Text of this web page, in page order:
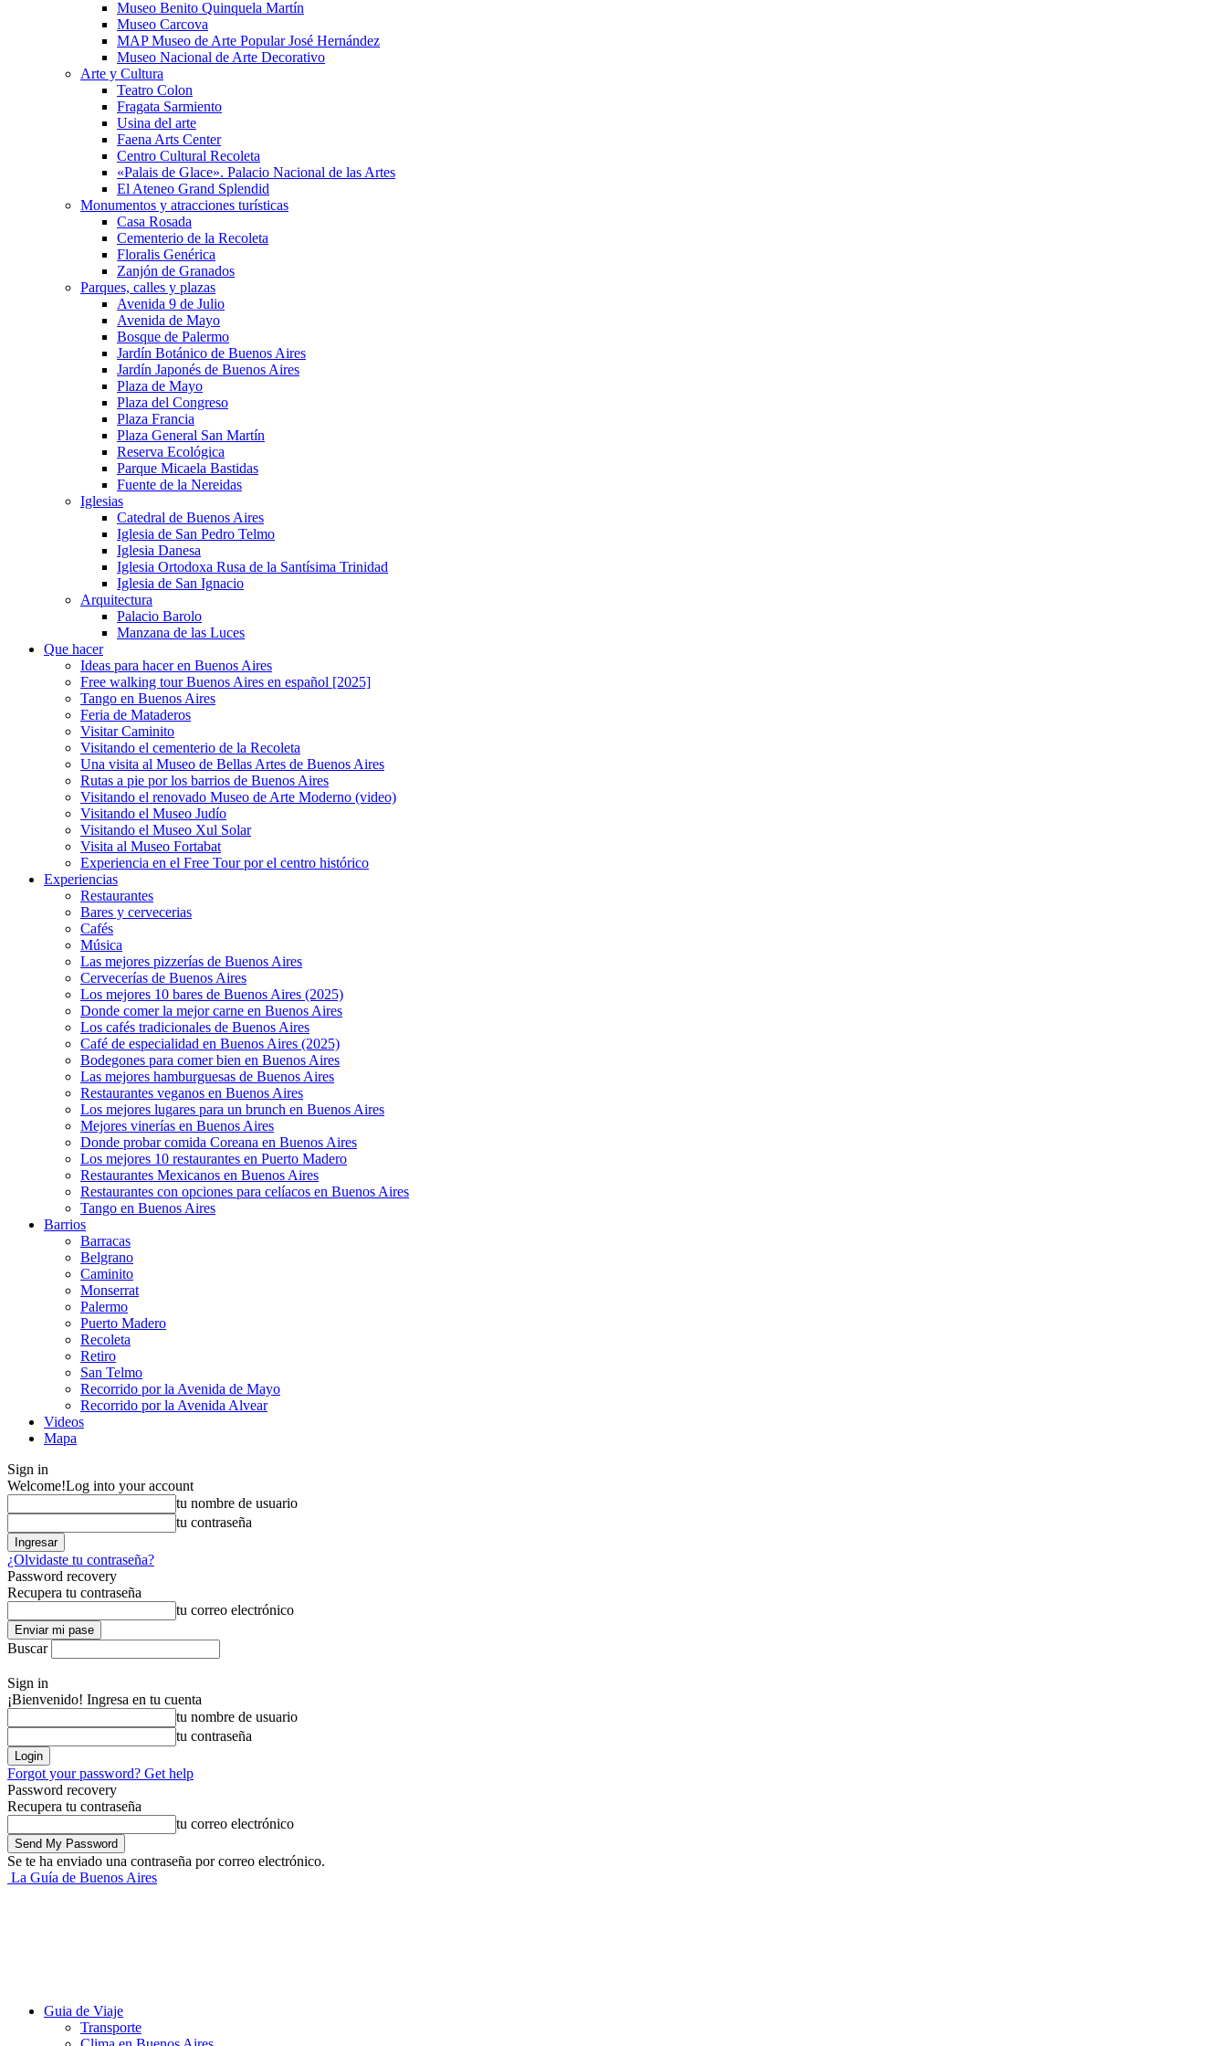
Museo Benito Quinquela Martín
Museo Carcova
MAP Museo de Arte Popular José Hernández
Museo Nacional de Arte Decorativo
Arte y Cultura
Teatro Colon
Fragata Sarmiento
Usina del arte
Faena Arts Center
Centro Cultural Recoleta
«Palais de Glace». Palacio Nacional de las Artes
El Ateneo Grand Splendid
Monumentos y atracciones turísticas
Casa Rosada
Cementerio de la Recoleta
Floralis Genérica
Zanjón de Granados
Parques, calles y plazas
Avenida 9 de Julio
Avenida de Mayo
Bosque de Palermo
Jardín Botánico de Buenos Aires
Jardín Japonés de Buenos Aires
Plaza de Mayo
Plaza del Congreso
Plaza Francia
Plaza General San Martín
Reserva Ecológica
Parque Micaela Bastidas
Fuente de la Nereidas
Iglesias
Catedral de Buenos Aires
Iglesia de San Pedro Telmo
Iglesia Danesa
Iglesia Ortodoxa Rusa de la Santísima Trinidad
Iglesia de San Ignacio
Arquitectura
Palacio Barolo
Manzana de las Luces
Que hacer
Ideas para hacer en Buenos Aires
Free walking tour Buenos Aires en español [2025]
Tango en Buenos Aires
Feria de Mataderos
Visitar Caminito
Visitando el cementerio de la Recoleta
Una visita al Museo de Bellas Artes de Buenos Aires
Rutas a pie por los barrios de Buenos Aires
Visitando el renovado Museo de Arte Moderno (video)
Visitando el Museo Judío
Visitando el Museo Xul Solar
Visita al Museo Fortabat
Experiencia en el Free Tour por el centro histórico
Experiencias
Restaurantes
Bares y cervecerias
Cafés
Música
Las mejores pizzerías de Buenos Aires
Cervecerías de Buenos Aires
Los mejores 10 bares de Buenos Aires (2025)
Donde comer la mejor carne en Buenos Aires
Los cafés tradicionales de Buenos Aires
Café de especialidad en Buenos Aires (2025)
Bodegones para comer bien en Buenos Aires
Las mejores hamburguesas de Buenos Aires
Restaurantes veganos en Buenos Aires
Los mejores lugares para un brunch en Buenos Aires
Mejores vinerías en Buenos Aires
Donde probar comida Coreana en Buenos Aires
Los mejores 10 restaurantes en Puerto Madero
Restaurantes Mexicanos en Buenos Aires
Restaurantes con opciones para celíacos en Buenos Aires
Tango en Buenos Aires
Barrios
Barracas
Belgrano
Caminito
Monserrat
Palermo
Puerto Madero
Recoleta
Retiro
San Telmo
Recorrido por la Avenida de Mayo
Recorrido por la Avenida Alvear
Videos
Mapa
Sign in
Welcome!Log into your account
tu nombre de usuario
tu contraseña
¿Olvidaste tu contraseña?
Password recovery
Recupera tu contraseña
tu correo electrónico
Buscar
Sign in
¡Bienvenido! Ingresa en tu cuenta
tu nombre de usuario
tu contraseña
Forgot your password? Get help
Password recovery
Recupera tu contraseña
tu correo electrónico
Se te ha enviado una contraseña por correo electrónico.
La Guía de Buenos Aires
Guia de Viaje
Transporte